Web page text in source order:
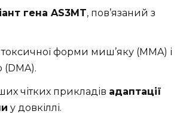
гена AS3MT, пов’язаний з
форми миш’яку (MMA) і
чітких прикладів адаптації
у довкіллі.